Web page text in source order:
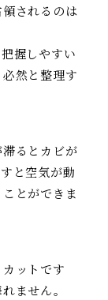
されるのは
握しやすい
然と整理す
るとカビが
と空気が動
とができま
ットです
ません。